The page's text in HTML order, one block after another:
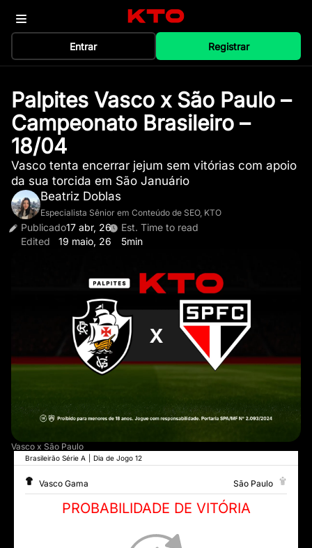
Entrar Registrar
Palpites Vasco x São Paulo –
Campeonato Brasileiro –
18/04
Vasco tenta encerrar jejum sem vitórias com apoio
da sua torcida em São Januário
Beatriz Doblas
Especialista Sênior em Conteúdo de SEO, KTO
Publicado17 abr, 26
Edited
19 maio, 26
Est. Time to read
5min
Vasco x São Paulo
Brasileirão Série A Dia de Jogo 12
Vasco Gama São Paulo
PROBABILIDADE DE VITÓRIA